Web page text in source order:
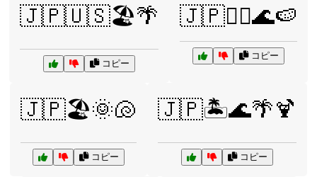
🇯🇵🇺🇸🏖️🌴
コピー
🇯🇵🏄‍♂️🌊🍉
コピー
🇯🇵🏖️🌞🐚
コピー
🇯🇵🏝️🌊🌴🍹
コピー